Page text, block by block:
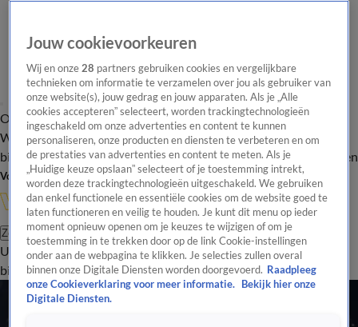
Overzicht Onze programma's Uitzendingen Onze gezichten
In de
WandelgangenInterviewsUitzending
bijwonenPodcastShopVeelgestelde vragenKijkersvraag insturen
Volg Vandaag Inside
Zoeken
UitzendingenVandaag InsideDe OranjezomerShopUitzending
bijwonen
Jouw cookievoorkeuren
Wij en onze28 partners gebruiken cookies en vergelijkbare
technieken om informatie te verzamelen over jou als gebruiker van
onze website(s), jouw gedrag en jouw apparaten. Als je „Alle
cookies accepteren” selecteert, worden trackingtechnologieën
ingeschakeld om onze advertenties en content te kunnen
personaliseren, onze producten en diensten te verbeteren en om
de prestaties van advertenties en content te meten. Als je
„Huidige keuze opslaan” selecteert of je toestemming intrekt,
worden deze trackingtechnologieën uitgeschakeld. We gebruiken
dan enkel functionele en essentiële cookies om de website goed te
laten functioneren en veilig te houden. Je kunt dit menu op ieder
moment opnieuw openen om je keuzes te wijzigen of om je
toestemming in te trekken door op de link Cookie-instellingen
onder aan de webpagina te klikken. Je selecties zullen overal
binnen onze Digitale Diensten worden doorgevoerd. Raadpleeg
onze Cookieverklaring voor meer informatie.
Bekijk hier onze
Digitale Diensten.